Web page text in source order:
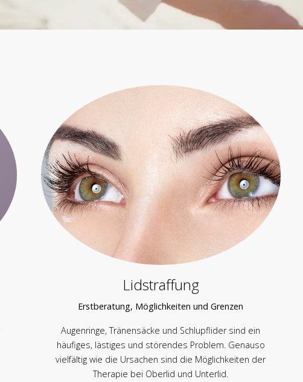
Lidstraffung
Erstberatung, Möglichkeiten und Grenzen
Augenringe, Tränensäcke und Schlupflider sind ein
häufiges, lästiges und störendes Problem. Genauso
vielfältig wie die Ursachen sind die Möglichkeiten der
Therapie bei Oberlid und Unterlid.